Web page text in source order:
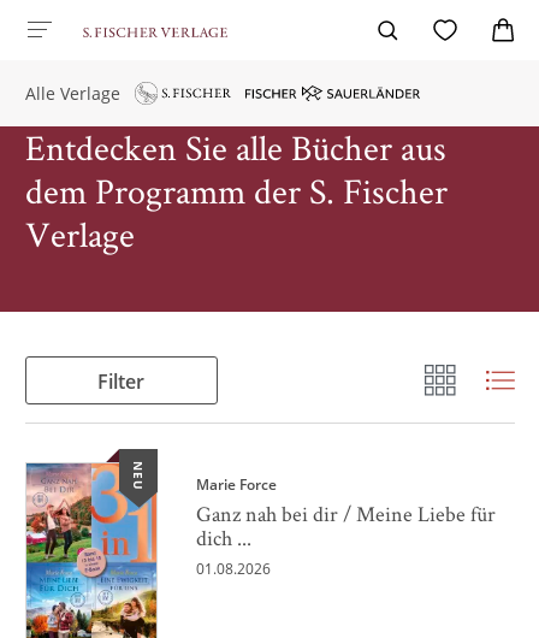
Alle Verlage
Entdecken Sie alle Bücher aus
dem Programm der S. Fischer
Verlage
Filter
NEU Marie Force
Ganz nah bei dir / Meine Liebe für
dich ...
01.08.2026